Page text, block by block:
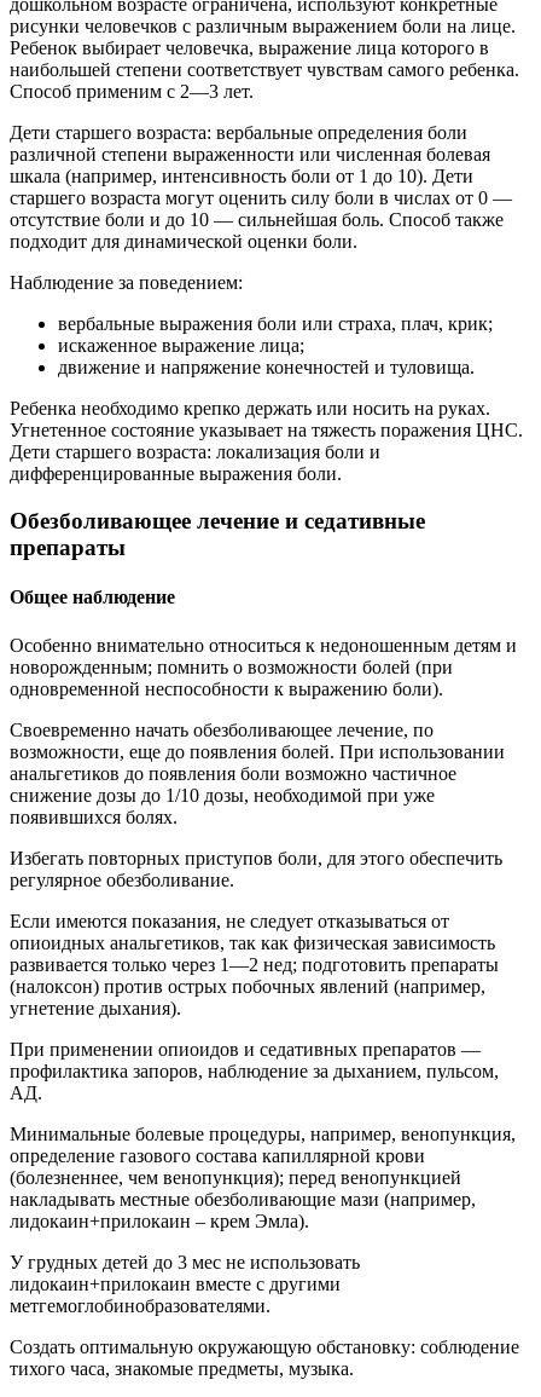
дошкольном возрасте ограничена, используют конкретные
рисунки человечков с различным выражением боли на лице.
Ребенок выбирает человечка, выражение лица которого в
наибольшей степени соответствует чувствам самого ребенка.
Способ применим с 2—3 лет.
Дети старшего возраста: вербальные определения боли
различной степени выраженности или численная болевая
шкала (например, интенсивность боли от 1 до 10). Дети
старшего возраста могут оценить силу боли в числах от 0 —
отсутствие боли и до 10 — сильнейшая боль. Способ также
подходит для динамической оценки боли.
Наблюдение за поведением:
вербальные выражения боли или страха, плач, крик;
искаженное выражение лица;
движение и напряжение конечностей и туловища.
Ребенка необходимо крепко держать или носить на руках.
Угнетенное состояние указывает на тяжесть поражения ЦНС.
Дети старшего возраста: локализация боли и
дифференцированные выражения боли.
Обезболивающее лечение и седативные
препараты
Общее наблюдение
Особенно внимательно относиться к недоношенным детям и
новорожденным; помнить о возможности болей (при
одновременной неспособности к выражению боли).
Своевременно начать обезболивающее лечение, по
возможности, еще до появления болей. При использовании
анальгетиков до появления боли возможно частичное
снижение дозы до 1/10 дозы, необходимой при уже
появившихся болях.
Избегать повторных приступов боли, для этого обеспечить
регулярное обезболивание.
Если имеются показания, не следует отказываться от
опиоидных анальгетиков, так как физическая зависимость
развивается только через 1—2 нед; подготовить препараты
(налоксон) против острых побочных явлений (например,
угнетение дыхания).
При применении опиоидов и седативных препаратов —
профилактика запоров, наблюдение за дыханием, пульсом,
АД.
Минимальные болевые процедуры, например, венопункция,
определение газового состава капиллярной крови
(болезненнее, чем венопункция); перед венопункцией
накладывать местные обезболивающие мази (например,
лидокаин+прилокаин – крем Эмла).
У грудных детей до 3 мес не использовать
лидокаин+прилокаин вместе с другими
метгемоглобинобразователями.
Создать оптимальную окружающую обстановку: соблюдение
тихого часа, знакомые предметы, музыка.